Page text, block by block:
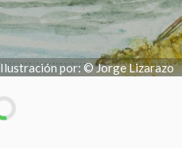
Ilustración por: © Jorge Lizarazo